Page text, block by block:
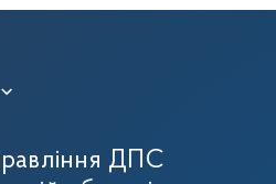
ДПС